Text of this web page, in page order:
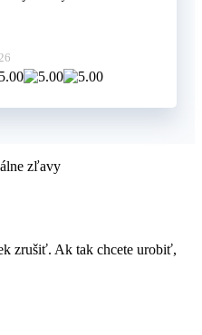
zľavy
zrušiť. Ak tak chcete urobiť,